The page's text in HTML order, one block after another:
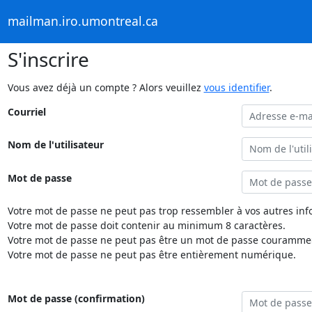
mailman.iro.umontreal.ca
S'inscrire
Vous avez déjà un compte ? Alors veuillez vous identifier.
Courriel
Nom de l'utilisateur
Mot de passe
Votre mot de passe ne peut pas trop ressembler à vos autres
Votre mot de passe doit contenir au minimum 8 caractères.
Votre mot de passe ne peut pas être un mot de passe
Votre mot de passe ne peut pas être entièrement numérique.
Mot de passe (confirmation)